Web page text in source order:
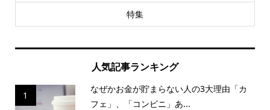
特集
人気記事ランキング
1
なぜかお金が貯まらない人の3大理由「カ
フェ」、「コンビニ」あ...